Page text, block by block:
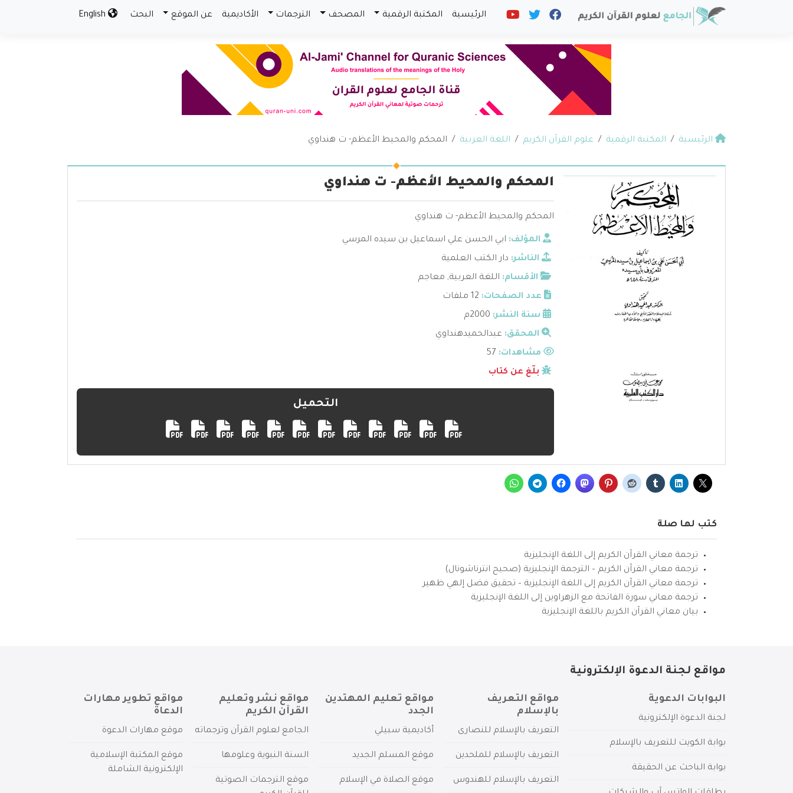
الرئيسية المكتبة الرقمية المصحف الترجمات الأكاديمية عن الموقع البحث
الرئيسية المكتبة الرقمية علوم القرآن الكريم اللغة العربية المحكم والمحيط الأعظم- ت هنداوي
المحكم والمحيط الأعظم- ت هنداوي
المحكم والمحيط الأعظم- ت هنداوي
المؤلف: ابي الحسن علي اسماعيل بن سيده المرسي
الناشر: دار الكتب العلمية
الأقسام: اللغة العربية, معاجم
عدد الصفحات: 12 ملفات
سنة النشر: 2000م
المحقق: عبدالحميدهنداوي
مشاهدات:
بلّغ عن كتاب
التحميل
كتب لها صلة
ترجمة معاني القرآن الكريم إلى اللغة الإنجليزية
ترجمة معاني القرآن الكريم – الترجمة الإنجليزية (صحيح انترناشونال)
ترجمة معاني القرآن الكريم إلى اللغة الإنجليزية – تحقيق فضل إلهي ظهير
ترجمة معاني سورة الفاتحة مع الزهراوين إلى اللغة الإنجليزية
بيان معاني القرآن الكريم باللغة الإنجليزية
مواقع لجنة الدعوة الإلكترونية
البوابات الدعوية
لجنة الدعوة الإلكترونية
بوابة الكويت للتعريف بالإسلام
بوابة الباحث عن الحقيقة
مواقع التعريف
بالإسلام
التعريف بالإسلام للنصارى
التعريف بالإسلام للملحدين
التعريف بالإسلام للهندوس
مواقع تعليم المهتدين
الجدد
أكاديمية سبيلي
موقع المسلم الجديد
موقع الصلاة في الإسلام
مواقع نشر وتعليم
القرآن الكريم
الجامع لعلوم القرآن وترجماته
السنة النبوية وعلومها
موقع الترجمات الصوتية
مواقع تطوير مهارات
الدعاة
موقع مهارات الدعوة
موقع المكتبة الإسلامية
الإلكترونية الشاملة